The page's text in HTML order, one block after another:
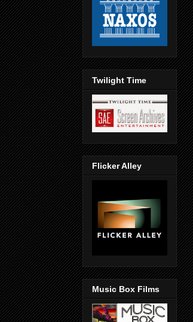
Twilight Time
Flicker Alley
Music Box Films